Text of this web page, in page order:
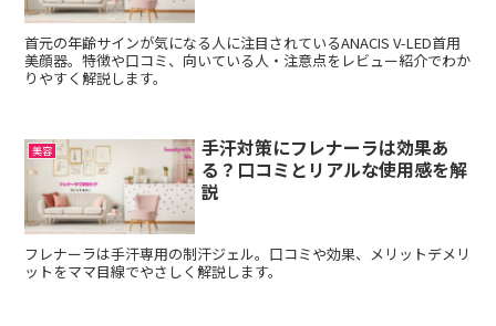
首元の年齢サインが気になる人に注目されているANACIS V-LED首用
美顔器。特徴や口コミ、向いている人・注意点をレビュー紹介でわか
りやすく解説します。
美容
手汗対策にフレナーラは効果あ
る？口コミとリアルな使用感を解
説
フレナーラは手汗専用の制汗ジェル。口コミや効果、メリットデメリ
ットをママ目線でやさしく解説します。